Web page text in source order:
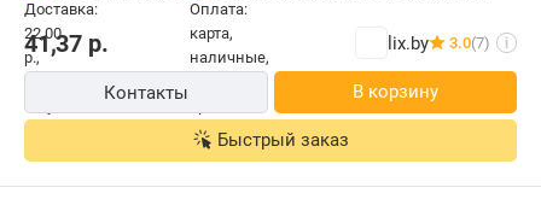
41,37 р. lix.by 3.0(7) i
Контакты В корзину
Быстрый заказ